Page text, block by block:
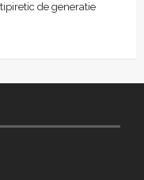
de generatie